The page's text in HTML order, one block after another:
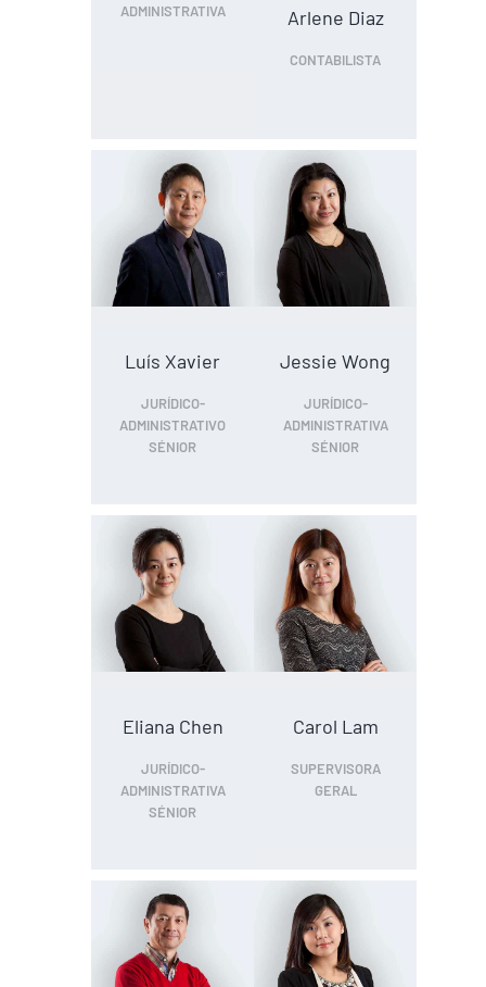
ADMINISTRATIVA
Arlene Diaz
CONTABILISTA
Luís Xavier
JURÍDICO-
ADMINISTRATIVO
SÉNIOR
Jessie Wong
JURÍDICO-
ADMINISTRATIVA
SÉNIOR
Eliana Chen
JURÍDICO-
ADMINISTRATIVA
SÉNIOR
Carol Lam
SUPERVISORA
GERAL